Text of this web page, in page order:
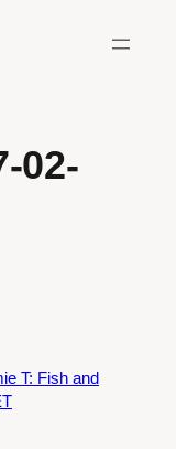
02-
T: Fish and